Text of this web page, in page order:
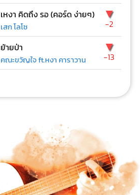
เหงา คิดถึง รอ (คอร์ด ง่ายๆ)
เสก โลโซ
▼
-2
ย้ายป่า
คณะขวัญใจ ft.หงา คาราวาน
▼
-13